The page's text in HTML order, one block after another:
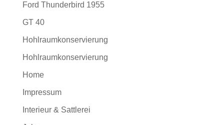
Ford Thunderbird 1955
GT 40
Hohlraumkonservierung
Hohlraumkonservierung
Home
Impressum
Interieur & Sattlerei